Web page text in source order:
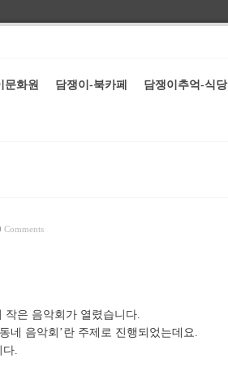
문화원 담쟁이-북카페 담쟁이추억-식당
Comments
작은 음악회가 열렸습니다.
네 음악회’란 주제로 진행되었는데요.
다.